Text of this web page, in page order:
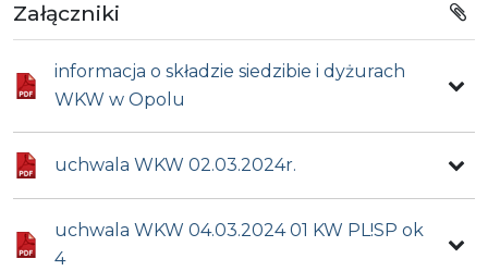
Załączniki
informacja o składzie siedzibie i dyżurach
WKW w Opolu
uchwala WKW 02.03.2024r.
uchwala WKW 04.03.2024 01 KW PL!SP ok
4